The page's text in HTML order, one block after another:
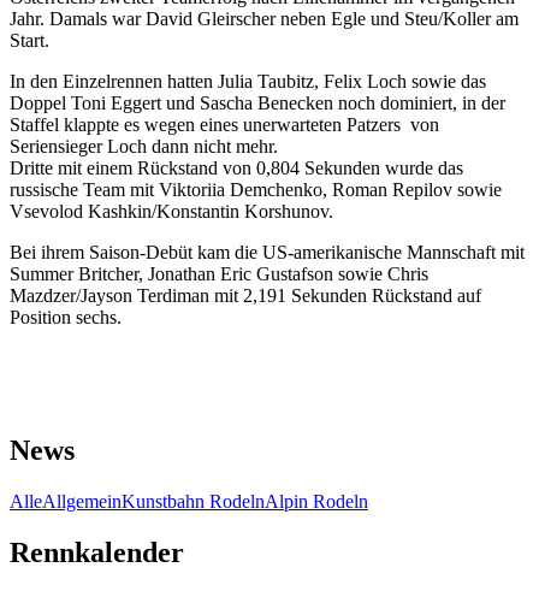
Jahr. Damals war David Gleirscher neben Egle und Steu/Koller am
Start.
In den Einzelrennen hatten Julia Taubitz, Felix Loch sowie das
Doppel Toni Eggert und Sascha Benecken noch dominiert, in der
Staffel klappte es wegen eines unerwarteten Patzers von
Seriensieger Loch dann nicht mehr.
Dritte mit einem Rückstand von 0,804 Sekunden wurde das
russische Team mit Viktoriia Demchenko, Roman Repilov sowie
Vsevolod Kashkin/Konstantin Korshunov.
Bei ihrem Saison-Debüt kam die US-amerikanische Mannschaft mit
Summer Britcher, Jonathan Eric Gustafson sowie Chris
Mazdzer/Jayson Terdiman mit 2,191 Sekunden Rückstand auf
Position sechs.
News
AlleAllgemeinKunstbahn RodelnAlpin Rodeln
Rennkalender